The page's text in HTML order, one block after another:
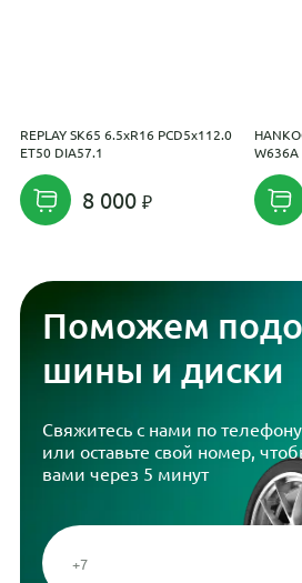
REPLAY SK65 6.5xR16 PCD5x112.0
ET50 DIA57.1
8 000
Поможем
шины и диски
Свяжитесь с нами по телефону
или оставьте свой номер,
вами через 5 минут